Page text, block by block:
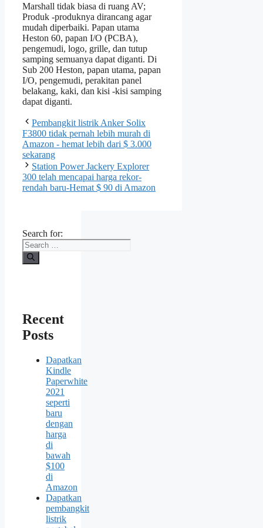
Marshall tidak biasa di ruang AV;
Produk -produknya dirancang agar
mudah diperbaiki. Papan utama
Heston 60, papan I/O (PCBA),
pengemudi, logo, grille, dan tutup
samping semuanya dapat diganti. Di
Sub 200 Heston, papan utama, papan
I/O, pengemudi, perakitan panel
belakang, kaki, dan kisi -kisi samping
dapat diganti.
Pembangkit listrik Anker Solix
F3800 tidak pernah lebih murah di
Amazon - hemat lebih dari $ 3.000
sekarang
Station Power Jackery Explorer
300 telah mencapai harga rekor-
rendah baru-Hemat $ 90 di Amazon
Search for:
Recent
Posts
Dapatkan
Kindle
Paperwhite
2021
seperti
baru
dengan
harga
di
bawah
$100
di
Amazon
Dapatkan
pembangkit
listrik